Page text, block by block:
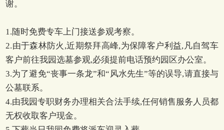
谢。
1.随时免费专车上门接送参观考察。
2.由于森林防火,近期祭拜高峰,为保障客户利益,凡自驾车
客户前往我园选墓参观,必须提前电话预约园区办公室。
3.为了避免“丧事一条龙”和“风水先生”等的误导,请直接与
公墓联系。
4.由我园专职财务办理相关合法手续,任何销售服务人员都
无权收取客户现金。